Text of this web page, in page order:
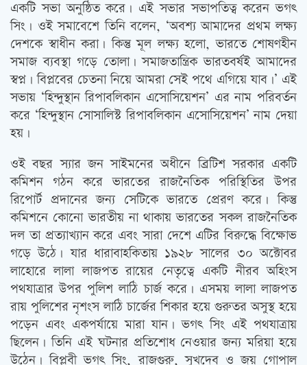
একটি সভা অনুষ্ঠিত করে। এই সভার সভাপতিত্ব করেন ভগৎ
সিং। ওই সমাবেশে তিনি বলেন, ‘অবশ্য আমাদের প্রথম লক্ষ্য
দেশকে স্বাধীন করা। কিন্তু মূল লক্ষ্য হলো, ভারতে শোষণহীন
সমাজ ব্যবস্থা গড়ে তোলা। সমাজতান্ত্রিক ভারতবর্ষই আমাদের
স্বপ্ন। বিপ্লবের চেতনা নিয়ে আমরা সেই পথে এগিয়ে যাব।’ এই
সভায় ‘হিন্দুস্থান রিপাবলিকান এসোসিয়েশন’ এর নাম পরিবর্তন
করে ‘হিন্দুস্থান সোসালিস্ট রিপাবলিকান এসোসিয়েশন’ নাম দেয়া
হয়।
ওই বছর স্যার জন সাইমনের অধীনে ব্রিটিশ সরকার একটি
কমিশন গঠন করে ভারতের রাজনৈতিক পরিস্থিতির উপর
রিপোর্ট প্রদানের জন্য সেটিকে ভারতে প্রেরণ করে। কিন্তু
কমিশনে কোনো ভারতীয় না থাকায় ভারতের সকল রাজনৈতিক
দল তা প্রত্যাখ্যান করে এবং সারা দেশে এটির বিরুদ্ধে বিক্ষোভ
গড়ে উঠে। যার ধারাবাহকিতায় ১৯২৮ সালের ৩০ অক্টোবর
লাহোরে লালা লাজপত রায়ের নেতৃত্বে একটি নীরব অহিংস
পথযাত্রার উপর পুলিশ লাঠি চার্জ করে। এসময় লালা লাজপত
রায় পুলিশের নৃশংস লাঠি চার্জের শিকার হয়ে গুরুতর অসুস্থ হয়ে
পড়েন এবং একপর্যায়ে মারা যান। ভগৎ সিং এই পথযাত্রায়
ছিলেন। তিনি এই ঘটনার প্রতিশোধ নেওয়ার জন্য মরিয়া হয়ে
উঠেন। বিপ্লবী ভগৎ সিং, রাজগুরু, সুখদেব ও জয় গোপাল